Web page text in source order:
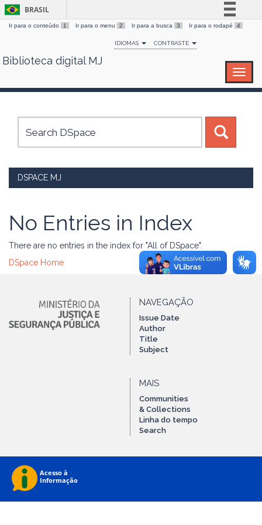
Skip
BRASIL
Simplifique!
Comunica BR
Canais
Ir para o conteúdo 1 Ir para o menu 2 Ir para a busca 3 Ir para o rodapé 4
IDIOMAS CONTRASTE
Biblioteca digital MJ
DSPACE MJ
No Entries in Index
There are no entries in the index for "All of DSpace".
DSpace Home
NAVEGAÇÃO
Issue Date
Author
Title
Subject
MAIS
Communities
& Collections
Linha do tempo
Search